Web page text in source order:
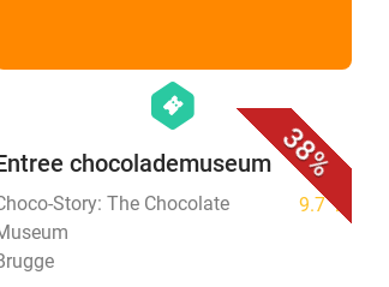
38%
favorite_border
hexagon
events
chocolademuseum
Story: The Chocolate
9.7star